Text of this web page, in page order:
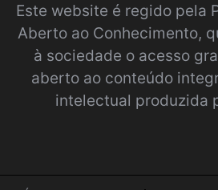
Este website é regido pela
Aberto ao Conhecimento,
à sociedade o acesso
aberto ao conteúdo
intelectual produzida